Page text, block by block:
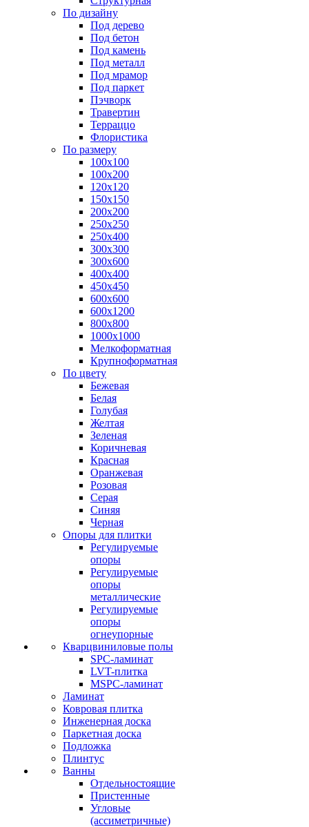
По дизайну
Под дерево
Под бетон
Под камень
Под металл
Под мрамор
Под паркет
Пэчворк
Травертин
Терраццо
Флористика
По размеру
100х100
100х200
120х120
150х150
200х200
250х250
250х400
300х300
300х600
400х400
450х450
600х600
600х1200
800х800
1000х1000
Мелкоформатная
Крупноформатная
По цвету
Бежевая
Белая
Голубая
Желтая
Зеленая
Коричневая
Красная
Оранжевая
Розовая
Серая
Синяя
Черная
Опоры для плитки
Регулируемые
опоры
Регулируемые
опоры
металлические
Регулируемые
опоры
огнеупорные
Кварцвиниловые полы
SPC-ламинат
LVT-плитка
MSPC-ламинат
Ламинат
Ковровая плитка
Инженерная доска
Паркетная доска
Подложка
Плинтус
Ванны
Отдельностоящие
Пристенные
Угловые
(ассиметричные)